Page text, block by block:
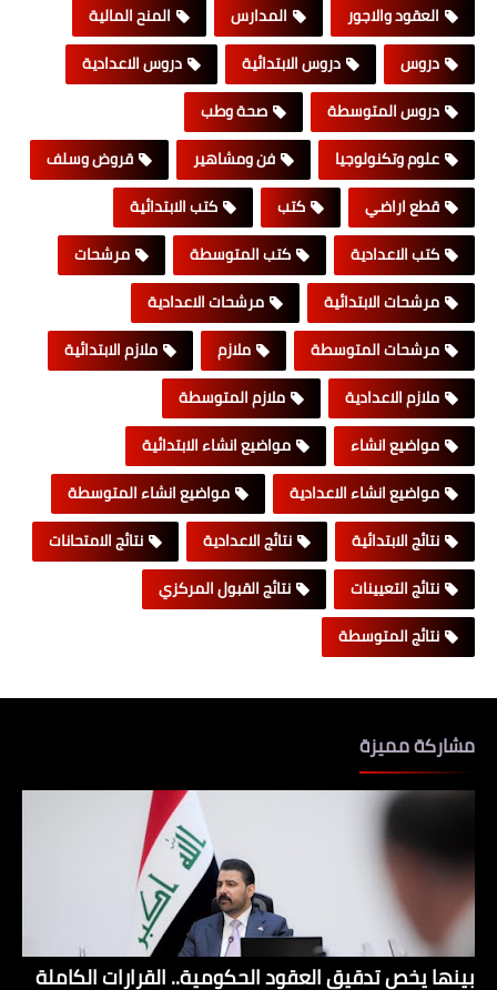
العقود والاجور
المدارس
المنح المالية
دروس
دروس الابتدائية
دروس الاعدادية
دروس المتوسطة
صحة وطب
علوم وتكنولوجيا
فن ومشاهير
قروض وسلف
قطع اراضي
كتب
كتب الابتدائية
كتب الاعدادية
كتب المتوسطة
مرشحات
مرشحات الابتدائية
مرشحات الاعدادية
مرشحات المتوسطة
ملازم
ملازم الابتدائية
ملازم الاعدادية
ملازم المتوسطة
مواضيع انشاء
مواضيع انشاء الابتدائية
مواضيع انشاء الاعدادية
مواضيع انشاء المتوسطة
نتائج الابتدائية
نتائج الاعدادية
نتائج الامتحانات
نتائج التعيينات
نتائج القبول المركزي
نتائج المتوسطة
مشاركة مميزة
بينها يخص تدقيق العقود الحكومية.. القرارات الكاملة